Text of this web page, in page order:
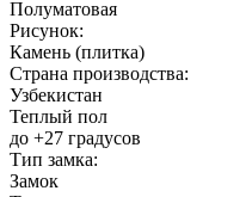
Полуматовая
Рисунок:
Камень (плитка)
Страна производства:
Узбекистан
Теплый пол
до +27 градусов
Тип замка:
Замок